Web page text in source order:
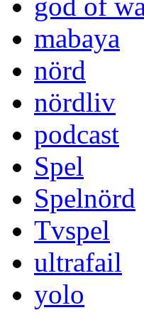
god of
mabaya
nörd
nördliv
podcast
Spel
Spelnörd
Tvspel
ultrafail
yolo